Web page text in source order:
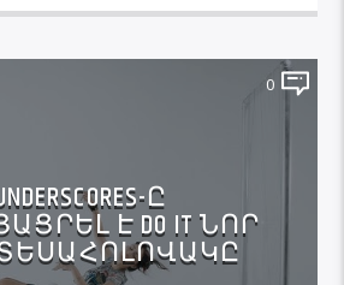
0
Ը
Է DO IT ՆՈՐ